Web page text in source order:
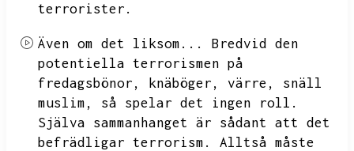
terrorister.
Även om det liksom...
Bredvid den
potentiella terrorismen på
fredagsbönor,
knäböger, värre,
snäll
muslim,
så spelar det ingen roll.
Själva sammanhanget är sådant att det
befrädligar terrorism.
Alltså måste